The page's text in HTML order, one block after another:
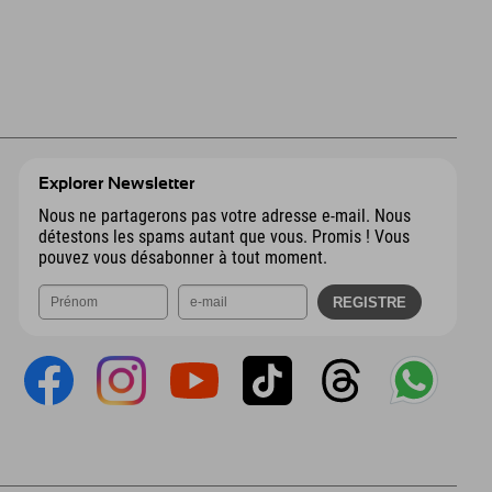
Explorer Newsletter
Nous ne partagerons pas votre adresse e-mail. Nous
détestons les spams autant que vous. Promis ! Vous
pouvez vous désabonner à tout moment.